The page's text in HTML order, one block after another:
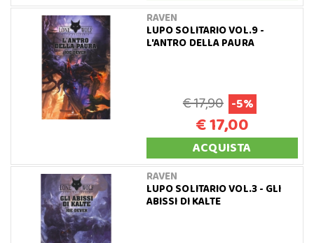
RAVEN
LUPO SOLITARIO VOL.9 -
L'ANTRO DELLA PAURA
€ 17,90 -5%
€ 17,00
ACQUISTA
RAVEN
LUPO SOLITARIO VOL.3 - GLI
ABISSI DI KALTE